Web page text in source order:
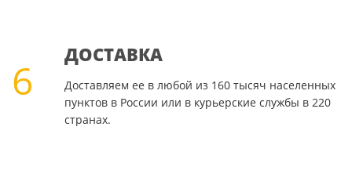
6
ДОСТАВКА
Доставляем ее в любой из 160 тысяч населенных
пунктов в России или в курьерские службы в 220
странах.